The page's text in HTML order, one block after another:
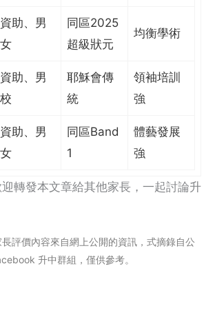
資助、男
女
同區2025
超級狀元
均衡學術
資助、男
校
耶穌會傳
統
領袖培訓
強
資助、男
女
同區Band
1
體藝發展
強
迎轉發本文章給其他家長，一起討論升
評價內容來自網上公閞的資訊，式摘錄自公
升中群組，僅供參考。